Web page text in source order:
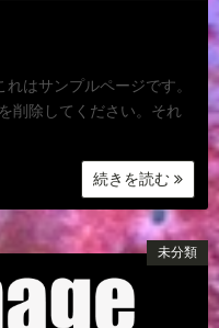
はサンプルページです。
削除してください。それ
続きを読む
未分類